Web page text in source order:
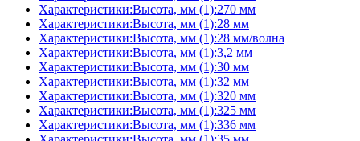
Характеристики:Высота, мм (1):270 мм
Характеристики:Высота, мм (1):28 мм
Характеристики:Высота, мм (1):28 мм/волна
Характеристики:Высота, мм (1):3,2 мм
Характеристики:Высота, мм (1):30 мм
Характеристики:Высота, мм (1):32 мм
Характеристики:Высота, мм (1):320 мм
Характеристики:Высота, мм (1):325 мм
Характеристики:Высота, мм (1):336 мм